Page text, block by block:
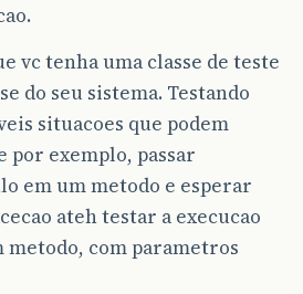
vc tenha uma classe de teste
do seu sistema. Testando
situacoes que podem
por exemplo, passar
em um metodo e esperar
ateh testar a execucao
metodo, com parametros